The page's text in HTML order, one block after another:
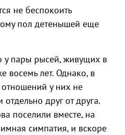
не беспокоить
пол детенышей еще
у пары рысей, живущих в
восемь лет. Однако, в
у них не
друг от друга.
поселили вместе, на
симпатия, и вскоре